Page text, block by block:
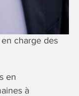
charge des
en
à